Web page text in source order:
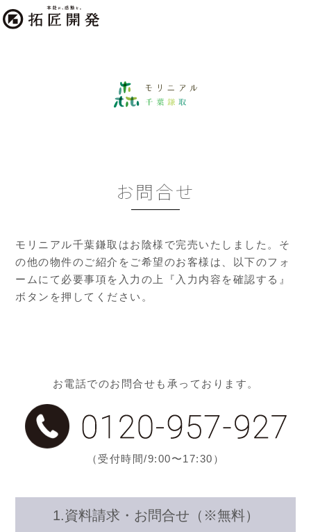
お問合せ
モリニアル千葉鎌取はお陰様で完売いたしました。そ
の他の物件のご紹介をご希望のお客様は、以下のフォ
ームにて必要事項を入力の上『入力内容を確認する』
ボタンを押してください。
お電話でのお問合せも承っております。
（受付時間/9:00〜17:30）
1.資料請求・お問合せ（※無料）